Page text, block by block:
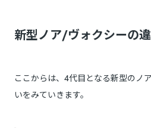
新型ノア/ヴォクシーの
ここからは、4代目となる新型のノ
いをみていきます。